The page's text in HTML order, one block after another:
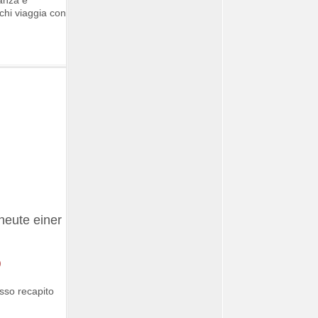
viaggia con
einer
recapito